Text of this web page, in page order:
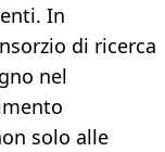
In
di ricerca
nel
solo alle